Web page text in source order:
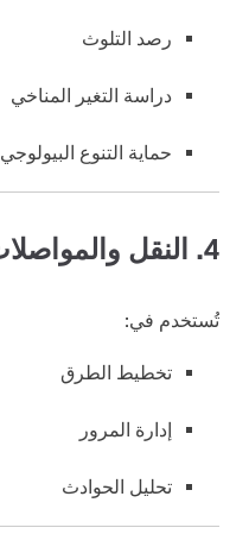
رصد التلوث
دراسة التغير المناخي
حماية التنوع البيولوجي
4. النقل والمواصلات
تُستخدم في:
تخطيط الطرق
إدارة المرور
تحليل الحوادث